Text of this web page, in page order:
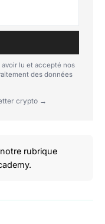
lu et accepté nos
des données
crypto →
rubrique